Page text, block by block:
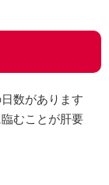
数があります
むことが肝要